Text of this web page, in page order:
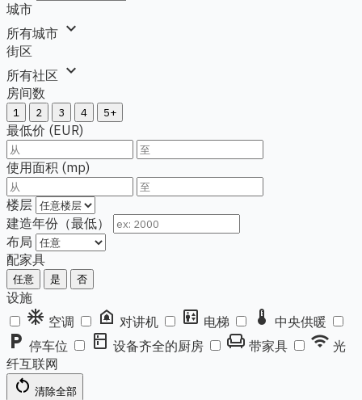
城市
所有城市 expand_more
街区
所有社区 expand_more
房间数
1 2 3 4 5+
最低价 (EUR)
使用面积 (mp)
楼层
建造年份（最低）
布局
配家具
任意 是 否
设施
ac_unit 空调 doorbell 对讲机 elevator 电梯 thermostat 中央供暖
local_parking 停车位 kitchen 设备齐全的厨房 chair 带家具 wifi 光
纤互联网
restart_alt 清除全部